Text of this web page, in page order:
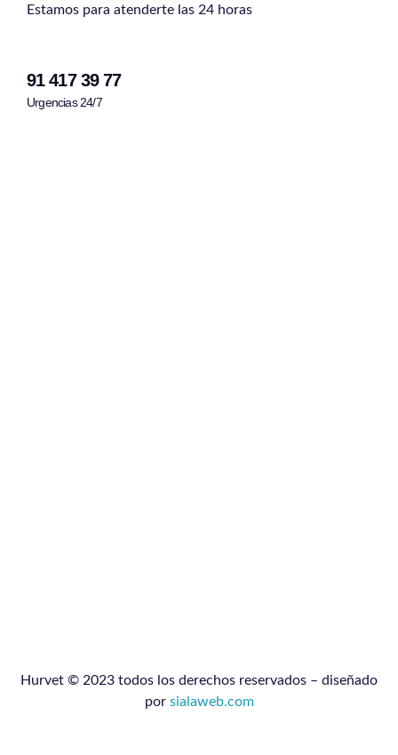
Estamos para atenderte las 24 horas
91 417 39 77
Urgencias 24/7
Hurvet © 2023 todos los derechos reservados – diseñado
por sialaweb.com